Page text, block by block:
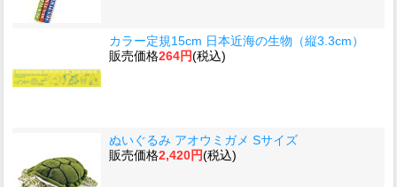
カラー定規15cm 日本近海の生物（縦3.3cm）
販売価格264円(税込)
ぬいぐるみ アオウミガメ Sサイズ
販売価格2,420円(税込)